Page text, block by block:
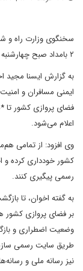
سخنگوی وزارت راه و
۲ بامداد صبح چهارشنبه خبر داد.
به گزارش ایسنا مجید
ایمنی مسافران و امنیت
اعلام می‌شود.
وی افزود: از تمامی
کشور خودداری کرده و
رسمی پیگیری کنند.
به گفته اخوان، تا
بر فضای پروازی کشور
وضعیت اضطراری و
نیز رسانه ملی و